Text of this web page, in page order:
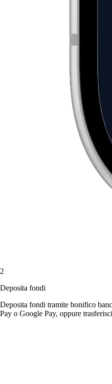
2
Deposita fondi
Deposita fondi tramite bonifico
Pay o Google Pay, oppure